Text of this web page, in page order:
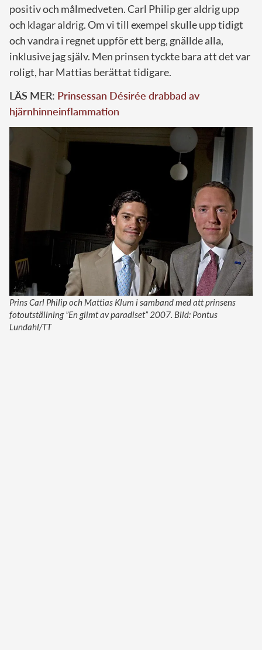
positiv och målmedveten. Carl Philip ger aldrig upp
och klagar aldrig. Om vi till exempel skulle upp tidigt
och vandra i regnet uppför ett berg, gnällde alla,
inklusive jag själv. Men prinsen tyckte bara att det var
roligt, har Mattias berättat tidigare.
LÄS MER: Prinsessan Désirée drabbad av
hjärnhinneinflammation
Prins Carl Philip och Mattias Klum i samband med att prinsens
fotoutställning ”En glimt av paradiset” 2007. Bild: Pontus
Lundahl/TT